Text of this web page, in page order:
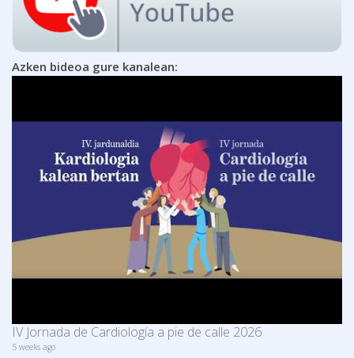
Azken bideoa gure kanalean:
IV Jornada de Cardiología a pie de calle 2026
5 weeks ago